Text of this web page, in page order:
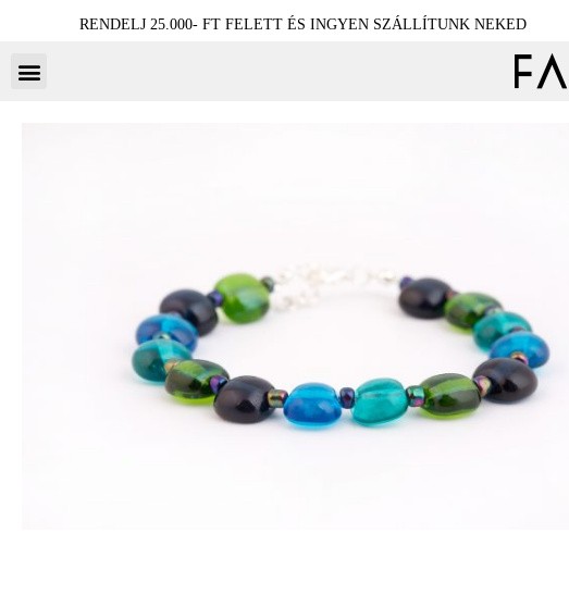
RENDELJ 25.000- FT FELETT ÉS INGYEN SZÁLLÍTUNK NEKED